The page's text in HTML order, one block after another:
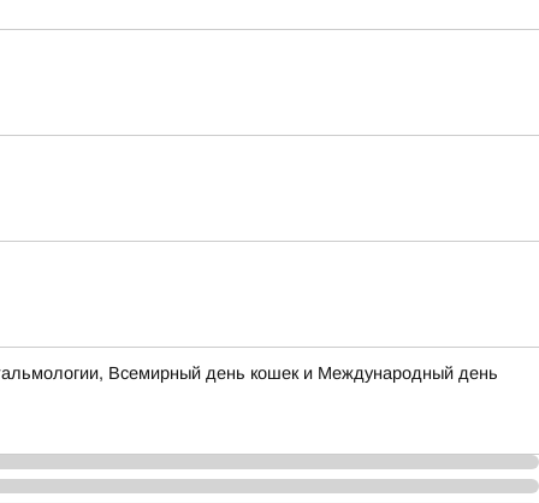
Всемирный день кошек и Международный день